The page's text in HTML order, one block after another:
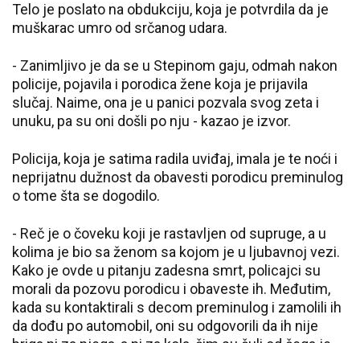
Telo je poslato na obdukciju, koja je potvrdila da je
muškarac umro od srčanog udara.
- Zanimljivo je da se u Stepinom gaju, odmah nakon
policije, pojavila i porodica žene koja je prijavila
slučaj. Naime, ona je u panici pozvala svog zeta i
unuku, pa su oni došli po nju - kazao je izvor.
Policija, koja je satima radila uviđaj, imala je te noći i
neprijatnu dužnost da obavesti porodicu preminulog
o tome šta se dogodilo.
- Reč je o čoveku koji je rastavljen od supruge, a u
kolima je bio sa ženom sa kojom je u ljubavnoj vezi.
Kako je ovde u pitanju zadesna smrt, policajci su
morali da pozovu porodicu i obaveste ih. Međutim,
kada su kontaktirali s decom preminulog i zamolili ih
da dođu po automobil, oni su odgovorili da ih nije